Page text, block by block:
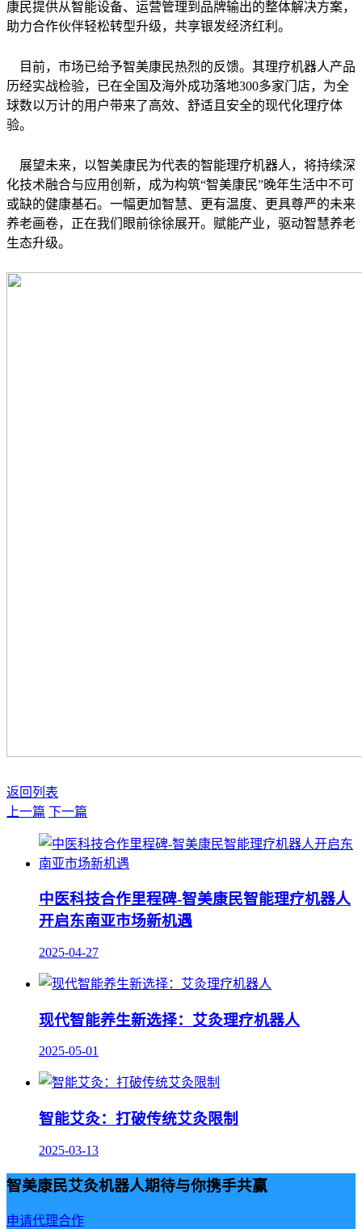
康民提供从智能设备、运营管理到品牌输出的整体解决方案，
助力合作伙伴轻松转型升级，共享银发经济红利。
目前，市场已给予智美康民热烈的反馈。其理疗机器人产品
历经实战检验，已在全国及海外成功落地300多家门店，为全
球数以万计的用户带来了高效、舒适且安全的现代化理疗体
验。
展望未来，以智美康民为代表的智能理疗机器人，将持续深
化技术融合与应用创新，成为构筑“智美康民”晚年生活中不可
或缺的健康基石。一幅更加智慧、更有温度、更具尊严的未来
养老画卷，正在我们眼前徐徐展开。赋能产业，驱动智慧养老
生态升级。
返回列表
上一篇 下一篇
中医科技合作里程碑-智美康民智能理疗机器人
开启东南亚市场新机遇
2025-04-27
现代智能养生新选择：艾灸理疗机器人
2025-05-01
智能艾灸：打破传统艾灸限制
2025-03-13
智美康民艾灸机器人期待与你携手共赢
申请代理合作